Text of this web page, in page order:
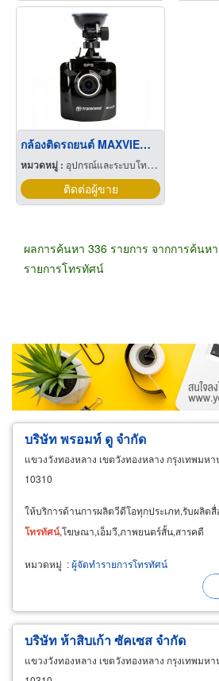
กล้องติดรถยนต์ MAXVIEW 5MCC
หมวดหมู่ : อุปกรณ์และระบบโทรทัศน์วงจรปิด
ติดต่อผู้ขาย
ผลการค้นหา 336 รายการ จากการค้นห
รายการโทรทัศน์
ขายส่ง ขายปลีก ผู้ผลิต
ผู้ส่งออก/นำเข้า
ธุรกิจบริการ
บริษัท พรอมท์ ดู จำกัด
แขวงวังทองหลาง เขตวังทองหลาง กรุงเทพมห
10310
ให้บริการด้านการผลิตวีดีโอทุกประเภท,รับผลิตสื่
โทรทัศน์,โฆษณา,เอ็มวี,ภาพยนตร์สั้น,สารคดี
หมวดหมู่ :ผู้จัดทำรายการโทรทัศน์
บริษัท ห้าสิบเก้า ซัคเซส จำกัด
แขวงวังทองหลาง เขตวังทองหลาง กรุงเทพมห